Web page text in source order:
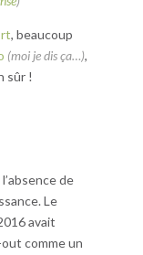
, beaucoup
(moi je dis ça…),
sûr !
de
Le
avait
comme un